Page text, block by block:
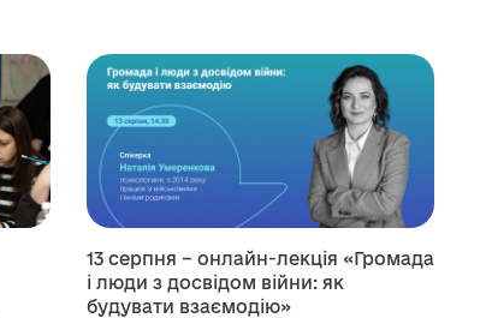
13 серпня – онлайн-лекція «Громада
і люди з досвідом війни: як
будувати взаємодію»